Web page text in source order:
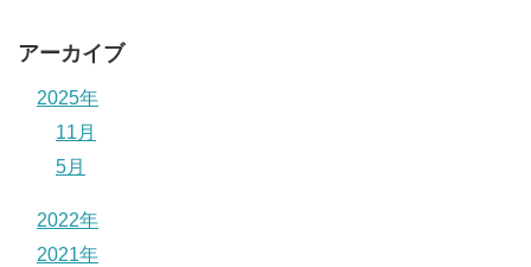
アーカイブ
2025年
11月
5月
2022年
2021年